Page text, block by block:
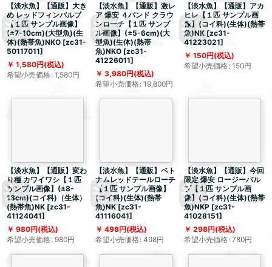
【淡水魚】【通販】大き
め レッドフィンバルブ
【１匹 サンプル画像】
(±7-10cm)(大型魚)(生
体)(熱帯魚)NKO [zc31-
50117011]
1,580円(税込)
希望小売価格: 1,580円
【淡水魚】【通販】激レ
ア 爆安 ４バンド クラウ
ンローチ【１匹 サンプ
ル画像】(±5-6cm)(大
型魚)(生体)(熱帯
魚)NKO [zc31-
41226011]
3,980円(税込)
希望小売価格: 19,800円
【淡水魚】【通販】アカ
ヒレ【１匹 サンプル画
像】(コイ科)(生体)(熱帯
魚)NK [zc31-
41223021]
150円(税込)
希望小売価格: 150円
【淡水魚】【通販】変わ
り種 カワイワシ【１匹
サンプル画像】(±8-
13cm)(コイ科)（生体）
(熱帯魚)NK [zc31-
41124041]
980円(税込)
希望小売価格: 980円
【淡水魚】【通販】ベト
ナムレッドテールローチ
【１匹 サンプル画像】
(コイ科)(生体)(熱帯
魚)NK [zc31-
41116041]
498円(税込)
希望小売価格: 498円
【淡水魚】【通販】今回
限定 爆安 ロージーバル
ブ【１匹 サンプル画
像】(コイ科)(生体)(熱帯
魚)NKP [zc31-
41028151]
298円(税込)
希望小売価格: 780円